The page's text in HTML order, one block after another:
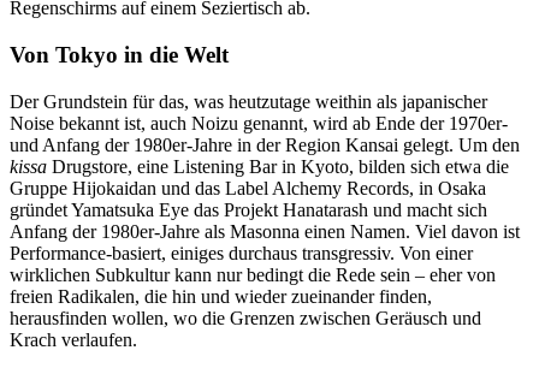
Regenschirms auf einem Seziertisch ab.
Von Tokyo in die Welt
Der Grundstein für das, was heutzutage weithin als japanischer
Noise bekannt ist, auch Noizu genannt, wird ab Ende der 1970er-
und Anfang der 1980er-Jahre in der Region Kansai gelegt. Um den
kissa Drugstore, eine Listening Bar in Kyoto, bilden sich etwa die
Gruppe Hijokaidan und das Label Alchemy Records, in Osaka
gründet Yamatsuka Eye das Projekt Hanatarash und macht sich
Anfang der 1980er-Jahre als Masonna einen Namen. Viel davon ist
Performance-basiert, einiges durchaus transgressiv. Von einer
wirklichen Subkultur kann nur bedingt die Rede sein – eher von
freien Radikalen, die hin und wieder zueinander finden,
herausfinden wollen, wo die Grenzen zwischen Geräusch und
Krach verlaufen.